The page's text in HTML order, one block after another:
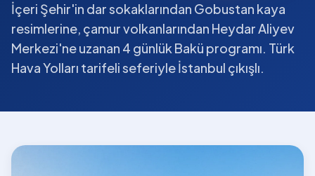
İçeri Şehir'in dar sokaklarından Gobustan kaya
resimlerine, çamur volkanlarından Heydar Aliyev
Merkezi'ne uzanan 4 günlük Bakü programı. Türk
Hava Yolları tarifeli seferiyle İstanbul çıkışlı.